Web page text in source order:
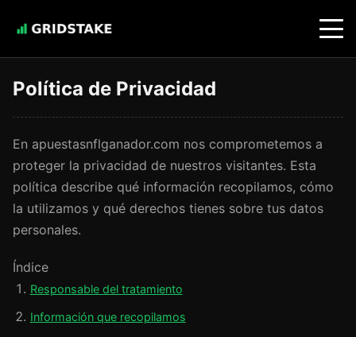
Política de Privacidad
En apuestasnflganador.com nos comprometemos a
proteger la privacidad de nuestros visitantes. Esta
política describe qué información recopilamos, cómo
la utilizamos y qué derechos tienes sobre tus datos
personales.
Índice
Responsable del tratamiento
Información que recopilamos